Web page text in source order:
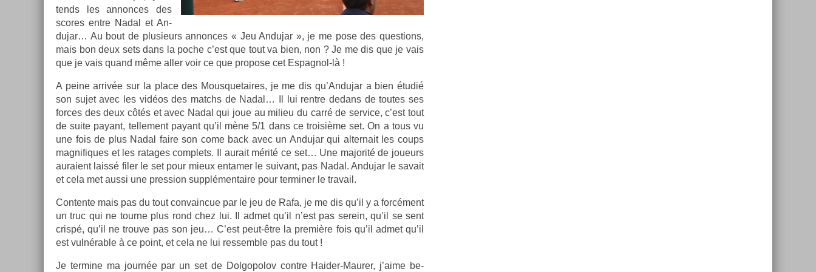
tends les an­non­ces des
scores entre Nadal et An­
dujar… Au bout de plusieurs an­non­ces « Jeu An­dujar », je me pose des ques­tions,
mais bon deux sets dans la poche c’est que tout va bien, non ? Je me dis que je vais
que je vais quand même aller voir ce que pro­pose cet Espagnol-là !
A peine arrivée sur la place des Mous­quetaires, je me dis qu’An­dujar a bien étudié
son sujet avec les vidéos des matchs de Nadal… Il lui re­ntre de­dans de toutes ses
for­ces des deux côtés et avec Nadal qui joue au milieu du carré de ser­vice, c’est tout
de suite payant, tel­le­ment payant qu’il mène 5/1 dans ce troisiè­me set. On a tous vu
une fois de plus Nadal faire son come back avec un An­dujar qui al­ter­nait les coups
mag­nifiques et les ratages com­plets. Il aurait mérité ce set… Une majorité de joueurs
auraient laissé filer le set pour mieux en­tam­er le suivant, pas Nadal. An­dujar le savait
et cela met aussi une pre­ss­ion sup­plémen­taire pour ter­min­er le travail.
Con­ten­te mais pas du tout con­vain­cue par le jeu de Rafa, je me dis qu’il y a forcément
un truc qui ne tour­ne plus rond chez lui. Il admet qu’il n’est pas serein, qu’il se sent
crispé, qu’il ne trouve pas son jeu… C’est peut-être la première fois qu’il admet qu’il
est vulnérable à ce point, et cela ne lui re­ssemble pas du tout !
Je ter­mine ma journée par un set de Dol­gopolov con­tre Haider-Maurer, j’aime be­